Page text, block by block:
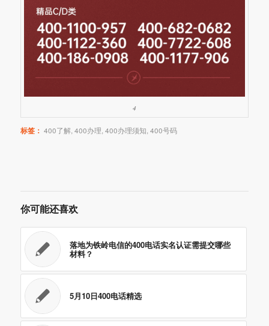
4
标签： 400了解, 400办理 400办理须知 400号码
你可能还喜欢
落地为铁岭电信的400电话实名认证需提交哪些
材料？
5月10日400电话精选